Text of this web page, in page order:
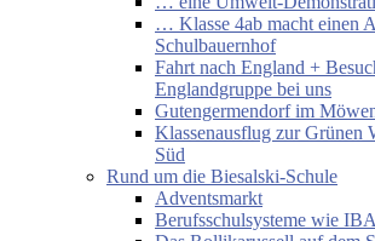
… Klasse 4ab macht einen
Schulbauernhof
Fahrt nach England +
Englandgruppe bei uns
Gutengermendorf im
Klassenausflug zur Grünen
Süd
Rund um die Biesalski-Schule
Adventsmarkt
Berufsschulsysteme wie